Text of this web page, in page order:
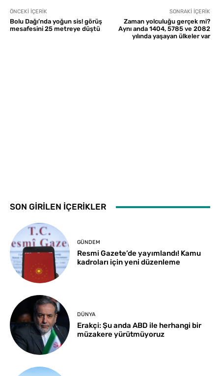
ÖNCEKI İÇERIK
Bolu Dağı’nda yoğun sis! görüş
mesafesini 25 metreye düştü
SONRAKI İÇERIK
Zaman yolculuğu gerçek mi?
Aynı anda 1404, 5785 ve 2082
yılında yaşayan ülkeler var
SON GİRİLEN İÇERİKLER
GÜNDEM
Resmi Gazete’de yayımlandı! Kamu
kadroları için yeni düzenleme
DÜNYA
Erakçi: Şu anda ABD ile herhangi bir
müzakere yürütmüyoruz